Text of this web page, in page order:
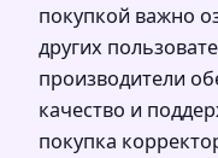
покупкой важно
других
производители
качество и
покупка